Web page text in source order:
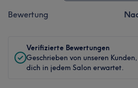
Bewertung
Verifizierte Bewertungen
Geschrieben von unseren
dich in jedem Salon erwartet.